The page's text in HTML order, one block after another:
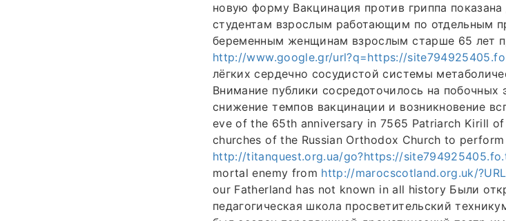
новую форму Вакцинация против гриппа
студентам взрослым работающим по отдельным
беременным женщинам взрослым старше 65 лет
http://www.google.gr/url?q=https://
лёгких сердечно сосудистой системы
Внимание публики сосредоточилось на побочных
снижение темпов вакцинации и возникновение
eve of the 65th anniversary in 7565 Patriarch Kirill
churches of the Russian Orthodox Church to
http://titanquest.org.ua/go?https://
mortal enemy from http://marocscotland.org.uk/
our Fatherland has not known in all history Были
педагогическая школа просветительский